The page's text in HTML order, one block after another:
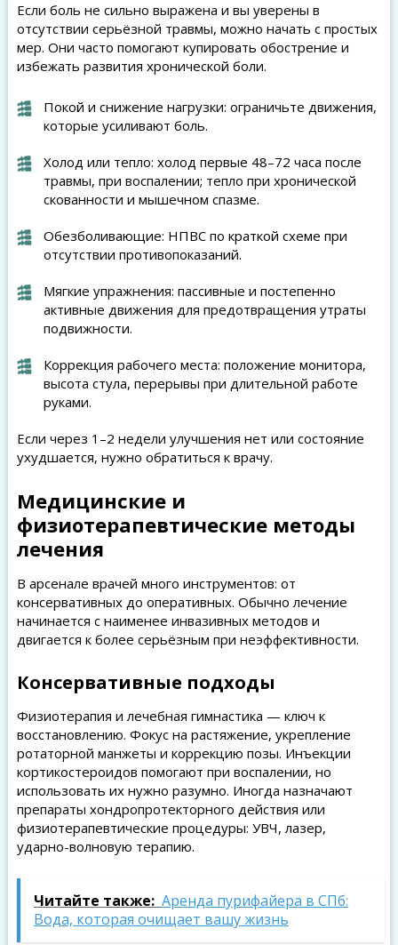
Если боль не сильно выражена и вы уверены в
отсутствии серьёзной травмы, можно начать с простых
мер. Они часто помогают купировать обострение и
избежать развития хронической боли.
Покой и снижение нагрузки: ограничьте движения,
которые усиливают боль.
Холод или тепло: холод первые 48–72 часа после
травмы, при воспалении; тепло при хронической
скованности и мышечном спазме.
Обезболивающие: НПВС по краткой схеме при
отсутствии противопоказаний.
Мягкие упражнения: пассивные и постепенно
активные движения для предотвращения утраты
подвижности.
Коррекция рабочего места: положение монитора,
высота стула, перерывы при длительной работе
руками.
Если через 1–2 недели улучшения нет или состояние
ухудшается, нужно обратиться к врачу.
Медицинские и
физиотерапевтические методы
лечения
В арсенале врачей много инструментов: от
консервативных до оперативных. Обычно лечение
начинается с наименее инвазивных методов и
двигается к более серьёзным при неэффективности.
Консервативные подходы
Физиотерапия и лечебная гимнастика — ключ к
восстановлению. Фокус на растяжение, укрепление
ротаторной манжеты и коррекцию позы. Инъекции
кортикостероидов помогают при воспалении, но
использовать их нужно разумно. Иногда назначают
препараты хондропротекторного действия или
физиотерапевтические процедуры: УВЧ, лазер,
ударно-волновую терапию.
Читайте также: Аренда пурифайера в СПб:
Вода, которая очищает вашу жизнь